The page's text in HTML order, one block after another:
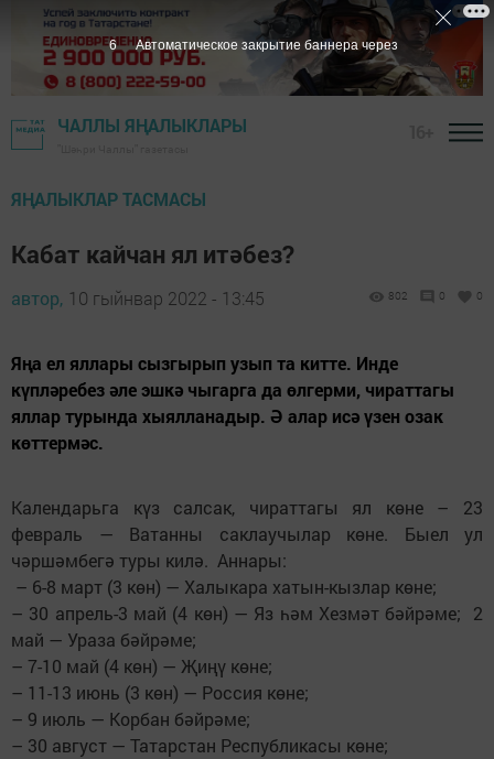
ЧАЛЛЫ ЯҢАЛЫКЛАРЫ
ЯҢАЛЫКЛАР ТАСМАСЫ
Кабат кайчан ял итәбез?
автор, 10 гыйнвар 2022 - 13:45 802 0 0
Яңа ел яллары сызгырып узып та китте. Инде
күпләребез әле эшкә чыгарга да өлгерми, чираттагы
яллар турында хыялланадыр. Ә алар исә үзен озак
көттермәс.
Календарьга күз салсак, чираттагы ял көне – 23
февраль — Ватанны саклаучылар көне. Быел ул
чәршәмбегә туры килә. Аннары:
– 6-8 март (3 көн) — Халыкара хатын-кызлар көне;
– 30 апрель-3 май (4 көн) — Яз һәм Хезмәт бәйрәме; 2
май — Ураза бәйрәме;
– 7-10 май (4 көн) — Җиңү көне;
– 11-13 июнь (3 көн) — Россия көне;
– 9 июль — Корбан бәйрәме;
– 30 август — Татарстан Республикасы көне;
5 Автоматическое закрытие баннера через